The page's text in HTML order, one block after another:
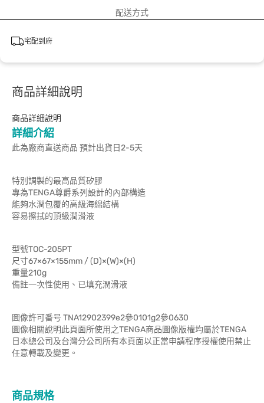
配送方式
宅配到府
商品詳細說明
商品詳細說明
詳細介紹
此為廠商直送商品 預計出貨日2-5天
特別調製的最高品質矽膠
專為TENGA尊爵系列設計的內部構造
能夠水潤包覆的高級海綿結構
容易擦拭的頂級潤滑液
型號TOC-205PT
尺寸67×67×155mm / (D)×(W)×(H)
重量210g
備註一次性使用、已填充潤滑液
圖像許可番号 TNA12902399e2參0101g2參0630
圖像相關說明此頁面所使用之TENGA商品圖像版權均屬於TENGA
日本總公司及台灣分公司所有本頁面以正當申請程序授權使用禁止
任意轉載及變更。
商品規格